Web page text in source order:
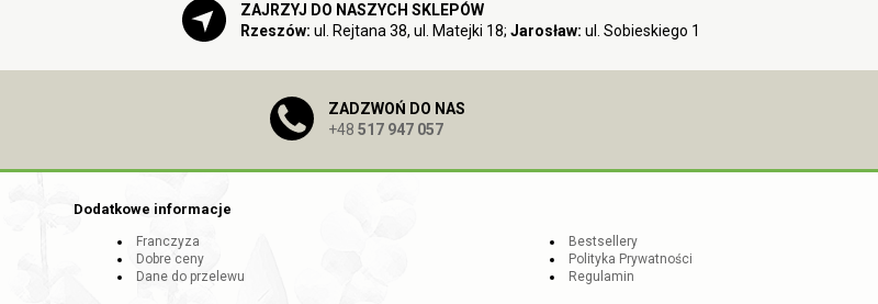
ZAJRZYJ DO NASZYCH SKLEPÓW
Rzeszów: ul. Rejtana 38, ul. Matejki 18; Jarosław: ul. Sobieskiego 1
ZADZWOŃ DO NAS
+48 517 947 057
Dodatkowe informacje
Franczyza
Dobre ceny
Dane do przelewu
Bestsellery
Polityka Prywatności
Regulamin